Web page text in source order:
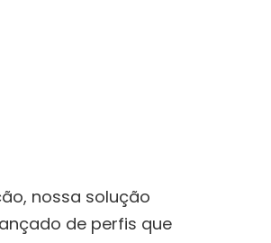
nossa solução
de perfis que